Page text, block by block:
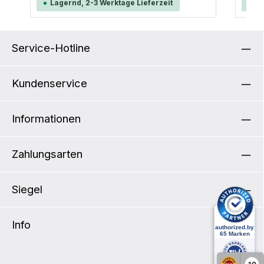
Lagernd, 2-3 Werktage Lieferzeit
Service-Hotline
Kundenservice
Informationen
Zahlungsarten
Siegel
Info